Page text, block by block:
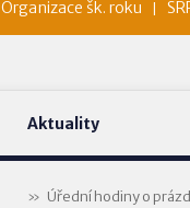
Organizace šk. roku
Aktuality
Úřední hodiny o